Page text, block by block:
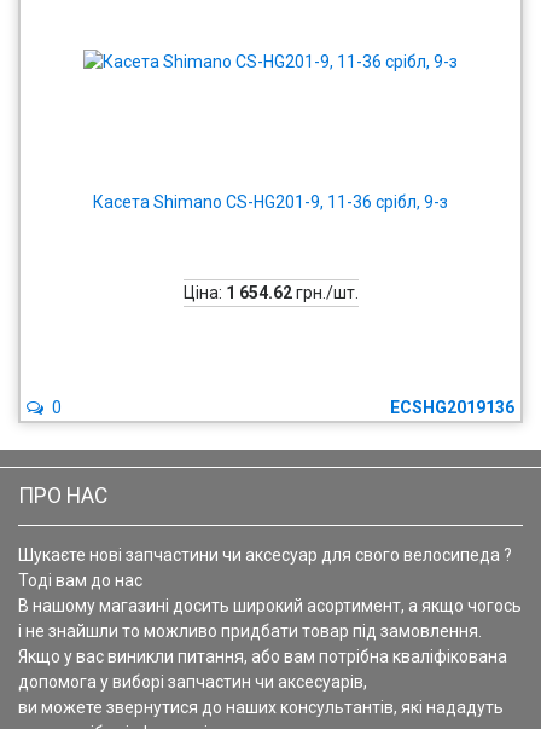
Касета Shimano CS-HG201-9, 11-36 срібл, 9-з
Ціна: 1 654.62грн./шт.
ECSHG2019136
0
ПРО НАС
Шукаєте нові запчастини чи аксесуар для свого велосипеда ?
Тоді вам до нас
В нашому магазині досить широкий асортимент, а якщо чогось
і не знайшли то можливо придбати товар під замовлення.
Якщо у вас виникли питання, або вам потрібна кваліфікована
допомога у виборі запчастин чи аксесуарів,
ви можете звернутися до наших консультантів, які нададуть